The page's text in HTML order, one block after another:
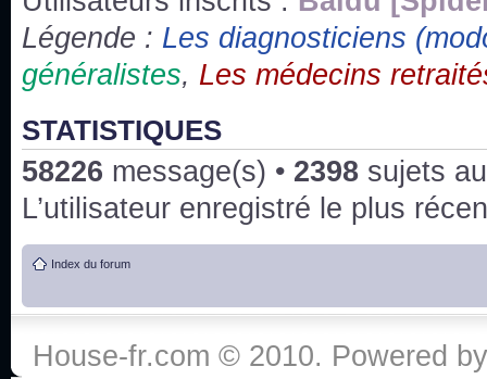
Un peu de ménage, spams supprimés. Depuis
chaines françaises diffusent House, HD1 et
3x24 Human Error mais je suis pas sur
Bonjour j'aimerais que l'on m'aide à trouver un
qu'une personne fait un arrêt cardiaque mais
:he:
Légende : Les diagnosticiens
généralistes, Les médecins
STATISTIQUES
58226 message(s) • 2398 sujets
L’utilisateur enregistré le plus
Index du forum
House-fr.com © 2010. Powered